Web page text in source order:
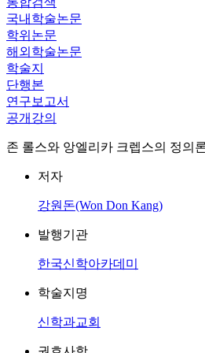
국내학술논문
학위논문
해외학술논문
학술지
단행본
연구보고서
공개강의
존 롤스와 앙엘리카 크렙스의 정의
저자
강원돈(Won Don Kang)
발행기관
한국신학아카데미
학술지명
신학과교회